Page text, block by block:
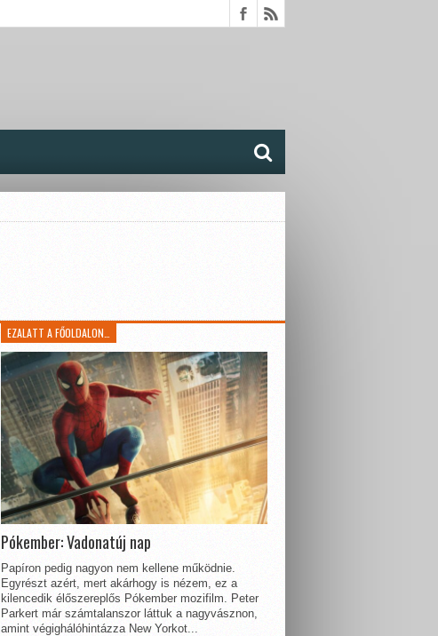
EZALATT A FŐOLDALON…
Pókember: Vadonatúj nap
Papíron pedig nagyon nem kellene működnie.
Egyrészt azért, mert akárhogy is nézem, ez a
kilencedik élőszereplős Pókember mozifilm. Peter
Parkert már számtalanszor láttuk a nagyvásznon,
amint végighálóhintázza New Yorkot...